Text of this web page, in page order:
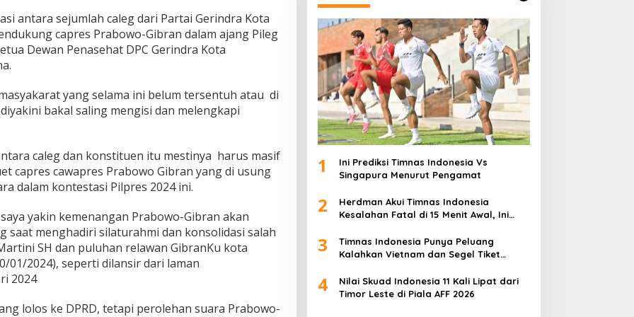
antara sejumlah caleg dari Partai Gerindra Kota
capres Prabowo-Gibran dalam ajang Pileg
Dewan Penasehat DPC Gerindra Kota
yang selama ini belum tersentuh atau di
bakal saling mengisi dan melengkapi
caleg dan konstituen itu mestinya harus masif
capres cawapres Prabowo Gibran yang di usung
dalam kontestasi Pilpres 2024 ini.
yakin kemenangan Prabowo-Gibran akan
saat menghadiri silaturahmi dan konsolidasi salah
SH dan puluhan relawan GibranKu kota
01/2024), seperti dilansir dari laman
2024
lolos ke DPRD, tetapi perolehan suara Prabowo-
1
Ini Prediksi Timnas Indonesia Vs
Singapura Menurut Pengamat
2
Herdman Akui Timnas Indonesia
Kesalahan Fatal di 15 Menit Awal, Ini
3
Timnas Indonesia Punya Peluang
Kalahkan Vietnam dan Segel Tiket
4
Nilai Skuad Indonesia 11 Kali Lipat dari
Timor Leste di Piala AFF 2026